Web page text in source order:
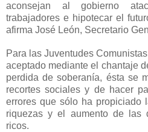
aconsejan al gobierno
trabajadores e hipotecar el
afirma José León, Secretario
Para las Juventudes
aceptado mediante el chantaje
perdida de soberanía, ésta se
recortes sociales y de hacer
errores que sólo ha propiciado
riquezas y el aumento de las
ricos.